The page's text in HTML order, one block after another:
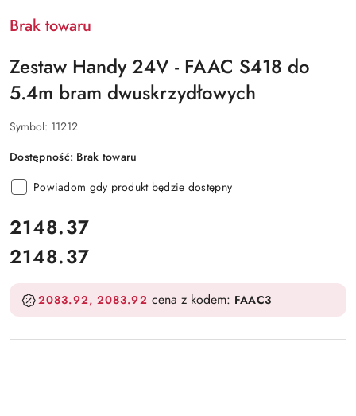
Brak towaru
Zestaw Handy 24V - FAAC S418 do
5.4m bram dwuskrzydłowych
Symbol: 11212
Dostępność: Brak towaru
Powiadom gdy produkt będzie dostępny
cena:
2148.37
Cena:
2148.37
2083.92 2083.92 cena z kodem: FAAC3